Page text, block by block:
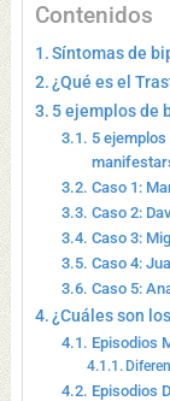
Contenidos
Síntomas de
¿Qué es el
5 ejemplos de
5
Caso 1:
Caso 2:
Caso 3:
Caso 4:
Caso 5:
¿Cuáles son
Episodios
Episodios